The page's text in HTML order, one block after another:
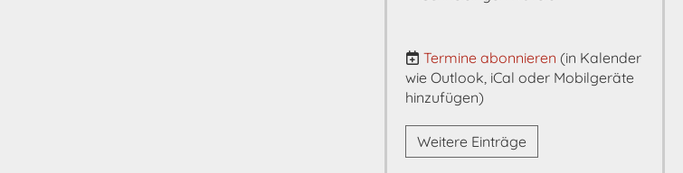
Termine abonnieren (in Kalender
wie Outlook, iCal oder Mobilgeräte
hinzufügen)
Weitere Einträge